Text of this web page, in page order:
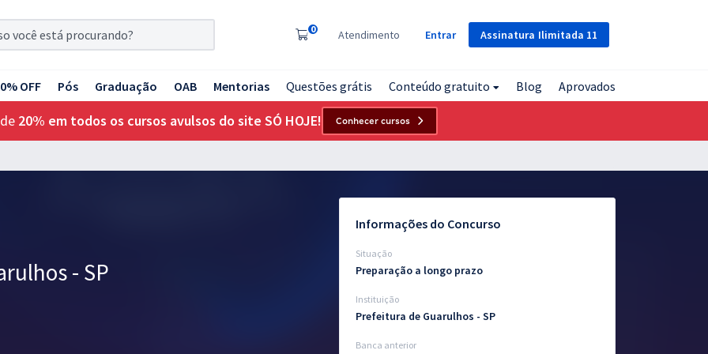
Assinatura Ilimitada 11
0 Atendimento Entrar
OFF Pós Graduação OAB Mentorias Questões grátis Conteúdo gratuito Blog Aprovados
20% em todos os cursos avulsos do site SÓ HOJE! Conhecer cursos
- SP
Informações do Concurso
Situação
Preparação a longo prazo
Instituição
Prefeitura de Guarulhos - SP
Banca anterior